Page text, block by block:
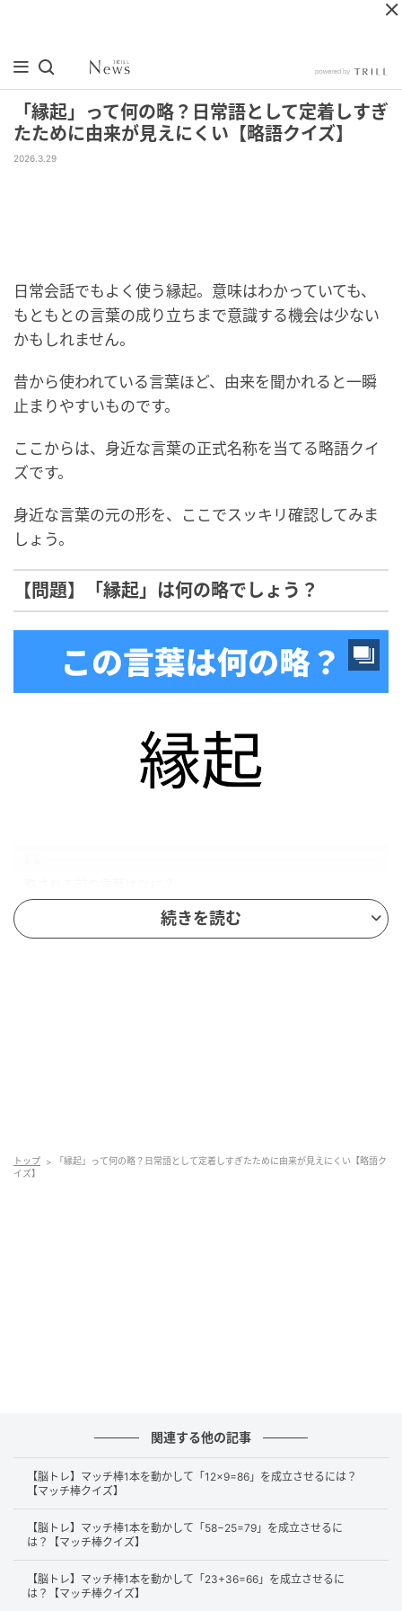
「縁起」って何の略？日常語として定着しすぎ
たために由来が見えにくい【略語クイズ】
2026.3.29
日常会話でもよく使う縁起。意味はわかっていても、
もともとの言葉の成り立ちまで意識する機会は少ない
かもしれません。
昔から使われている言葉ほど、由来を聞かれると一瞬
止まりやすいものです。
ここからは、身近な言葉の正式名称を当てる略語クイ
ズです。
身近な言葉の元の形を、ここでスッキリ確認してみま
しょう。
【問題】「縁起」は何の略でしょう？
（因と縁）は、お互いが関わり合って存在している」
という意味です。
まとめ
正解、思い浮かびましたか。
続きを読む
トップ
「縁起」って何の略？日常語として定着しすぎたために由来が見えにくい【略語ク
イズ】
関連する他の記事
【脳トレ】マッチ棒1本を動かして「12×9=86」を成立させるには？
【マッチ棒クイズ】
【脳トレ】マッチ棒1本を動かして「58−25=79」を成立させるに
は？【マッチ棒クイズ】
【脳トレ】マッチ棒1本を動かして「23+36=66」を成立させるに
は？【マッチ棒クイズ】